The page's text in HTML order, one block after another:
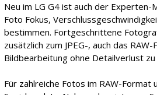
Neu im LG G4 ist auch der
Foto Fokus,
bestimmen. Fortgeschrittene
zusätzlich zum JPEG-, auch das
Bildbearbeitung ohne Detailverlust zu
Für zahlreiche Fotos im RAW-Format